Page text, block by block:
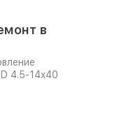
в
4.5-14x40